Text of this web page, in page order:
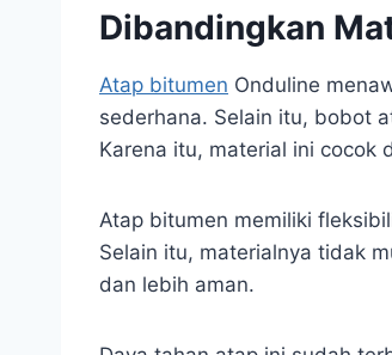
Dibandingkan
Atap bitumen Onduline
sederhana. Selain itu, bobot
Karena itu, material ini cocok
Atap bitumen memiliki
Selain itu, materialnya tidak
dan lebih aman.